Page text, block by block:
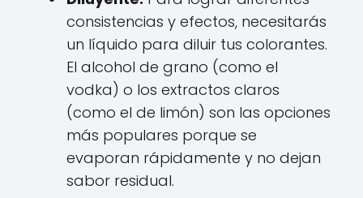
consistencias y efectos, necesitarás
un líquido para diluir tus colorantes.
El alcohol de grano (como el
vodka) o los extractos claros
(como el de limón) son las opciones
más populares porque se
evaporan rápidamente y no dejan
sabor residual.